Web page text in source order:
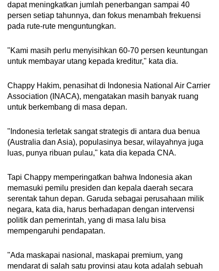
dapat meningkatkan jumlah penerbangan sampai 40
persen setiap tahunnya, dan fokus menambah frekuensi
pada rute-rute menguntungkan.
"Kami masih perlu menyisihkan 60-70 persen keuntungan
untuk membayar utang kepada kreditur," kata dia.
Chappy Hakim, penasihat di Indonesia National Air Carrier
Association (INACA), mengatakan masih banyak ruang
untuk berkembang di masa depan.
"Indonesia terletak sangat strategis di antara dua benua
(Australia dan Asia), populasinya besar, wilayahnya juga
luas, punya ribuan pulau," kata dia kepada CNA.
Tapi Chappy memperingatkan bahwa Indonesia akan
memasuki pemilu presiden dan kepala daerah secara
serentak tahun depan. Garuda sebagai perusahaan milik
negara, kata dia, harus berhadapan dengan intervensi
politik dan pemerintah, yang di masa lalu bisa
mempengaruhi pendapatan.
"Ada maskapai nasional, maskapai premium, yang
mendarat di salah satu provinsi atau kota adalah sebuah